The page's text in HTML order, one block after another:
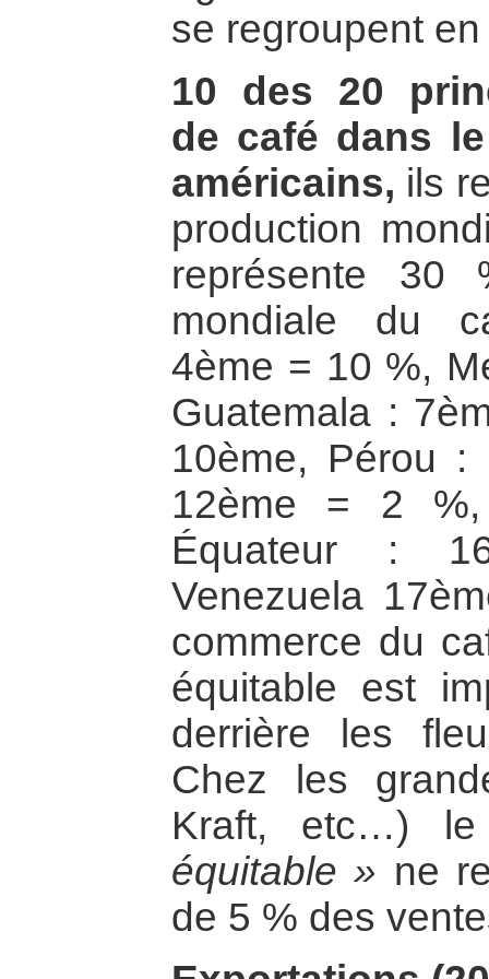
se regroupent
10 des 20
de café dans
américains, ils
production
représente 30
mondiale du
4ème = 10 %,
Guatemala :
10ème, Pérou :
12ème = 2 %,
Équateur :
Venezuela
commerce du
équitable est
derrière les
Chez les
Kraft, etc…)
équitable » ne
de 5 % des